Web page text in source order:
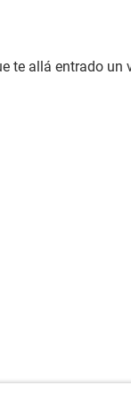
te allá entrado un